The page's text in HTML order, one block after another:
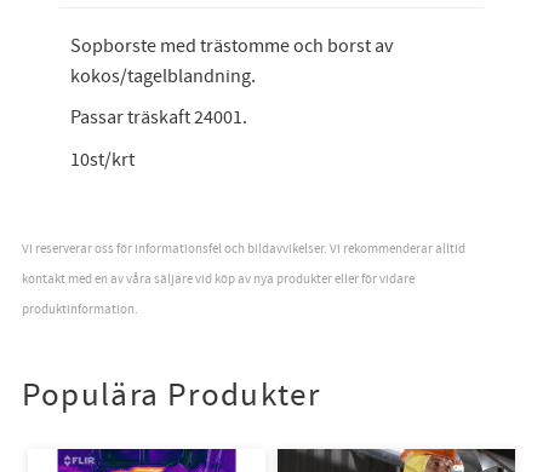
Sopborste med trästomme och borst av
kokos/tagelblandning.
Passar träskaft 24001.
10st/krt
Vi reserverar oss för informationsfel och bildavvikelser. Vi rekommenderar alltid
kontakt med en av våra säljare vid köp av nya produkter eller för vidare
produktinformation.
Populära Produkter